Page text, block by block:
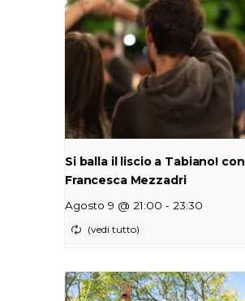
Si balla il liscio a Tabiano! con
Francesca Mezzadri
Agosto 9 @ 21:00 - 23:30